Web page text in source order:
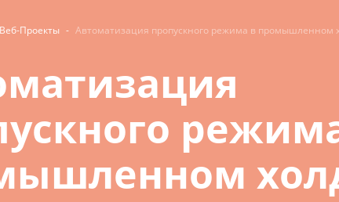
Веб-Проекты - Автоматизация пропускного режима в промышленном